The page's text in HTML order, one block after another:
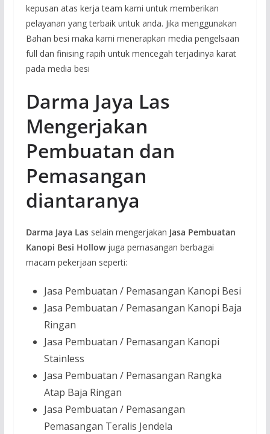
kepusan atas kerja team kami untuk memberikan
pelayanan yang terbaik untuk anda. Jika menggunakan
Bahan besi maka kami menerapkan media pengelsaan
full dan finising rapih untuk mencegah terjadinya karat
pada media besi
Darma Jaya Las
Mengerjakan
Pembuatan dan
Pemasangan
diantaranya
Darma Jaya Lasselain mengerjakan Jasa Pembuatan
Kanopi Besi Hollowjuga pemasangan berbagai
macam pekerjaan seperti:
Jasa Pembuatan / Pemasangan Kanopi Besi
Jasa Pembuatan / Pemasangan Kanopi Baja
Ringan
Jasa Pembuatan / Pemasangan Kanopi
Stainless
Jasa Pembuatan / Pemasangan Rangka
Atap Baja Ringan
Jasa Pembuatan / Pemasangan
Pemasangan Teralis Jendela